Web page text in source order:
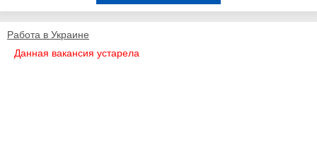
Работа в Украине
Данная вакансия устарела